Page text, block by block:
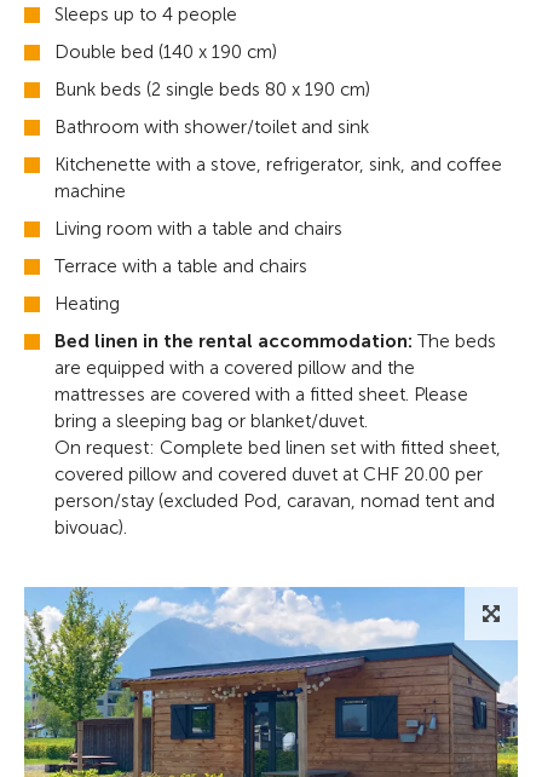
Sleeps up to 4 people
Double bed (140 x 190 cm)
Bunk beds (2 single beds 80 x 190 cm)
Bathroom with shower/toilet and sink
Kitchenette with a stove, refrigerator, sink, and coffee
machine
Living room with a table and chairs
Terrace with a table and chairs
Heating
Bed linen in the rental accommodation: The beds
are equipped with a covered pillow and the
mattresses are covered with a fitted sheet. Please
bring a sleeping bag or blanket/duvet.
On request: Complete bed linen set with fitted sheet,
covered pillow and covered duvet at CHF 20.00 per
person/stay (excluded Pod, caravan, nomad tent and
bivouac).